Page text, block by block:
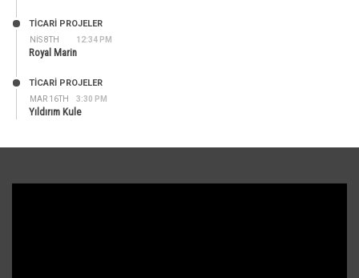
NIS 8TH 12:34 PM
TİCARİ PROJELER
Royal Marin
MAR 16TH 3:30 PM
TİCARİ PROJELER
Yıldırım Kule